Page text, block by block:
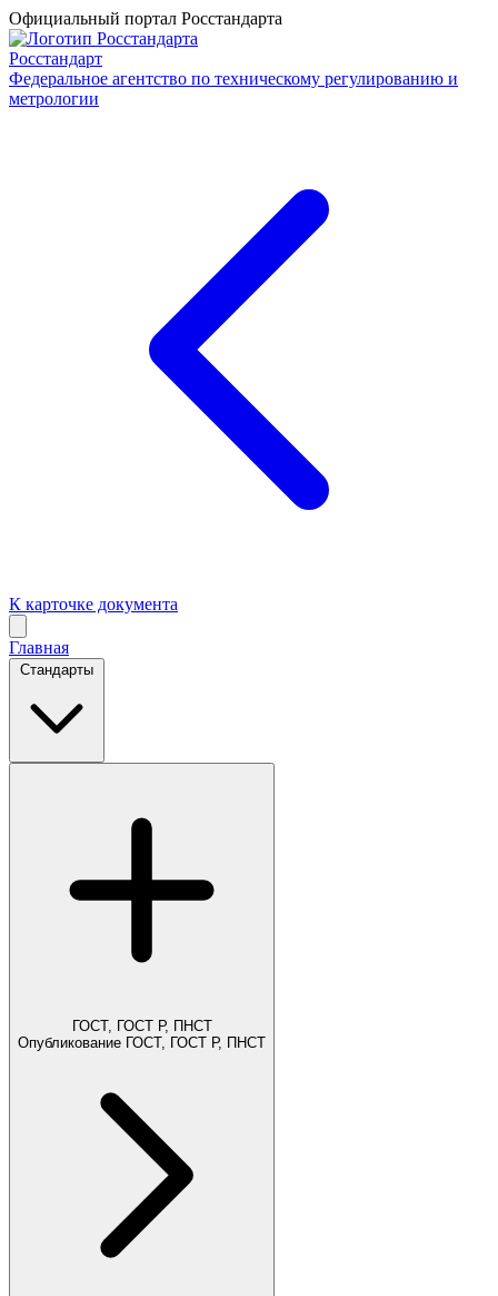
Официальный портал Росстандарта
Росстандарт
Федеральное агентство по техническому регулированию и
метрологии
К карточке документа
Главная
Стандарты
ГОСТ, ГОСТ Р, ПНСТ
Опубликование ГОСТ, ГОСТ Р, ПНСТ